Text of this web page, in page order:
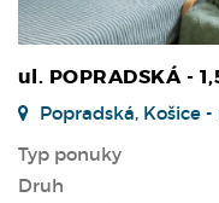
ul. POPRADSKÁ -
Popradská, Košice
Typ ponuky
Druh